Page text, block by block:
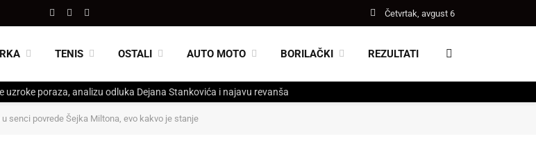
Facebook
X
Instagram
Četvrtak, avgust 6
TENIS OSTALI AUTO MOTO BORILAČKI REZULTATI
poraza, analizu odluka Dejana Stankovića i najavu revanša
senci povrede Šejka Miltona, evo kakvo je stanje